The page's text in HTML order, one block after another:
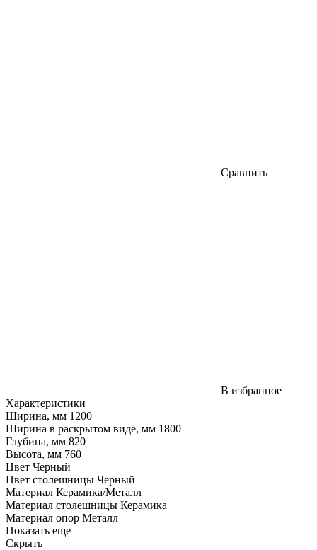
Сравнить
В избранное
Характеристики
Ширина, мм 1200
Ширина в раскрытом виде, мм 1800
Глубина, мм 820
Высота, мм 760
Цвет Черный
Цвет столешницы Черный
Материал Керамика/Металл
Материал столешницы Керамика
Материал опор Металл
Показать еще
Скрыть